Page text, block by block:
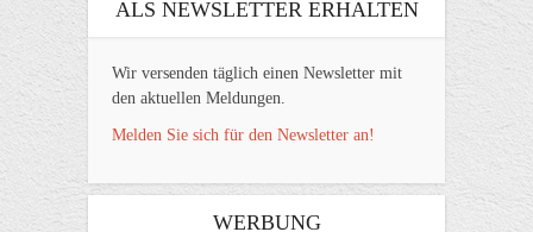
ALS NEWSLETTER ERHALTEN
Wir versenden täglich einen Newsletter mit
den aktuellen Meldungen.
Melden Sie sich für den Newsletter an!
WERBUNG